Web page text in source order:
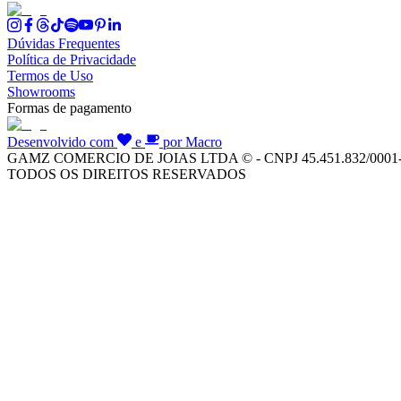
Dúvidas Frequentes
Política de Privacidade
Termos de Uso
Showrooms
Formas de pagamento
Desenvolvido com e
por Macro
GAMZ COMERCIO DE JOIAS LTDA © - CNPJ 45.451.832/
TODOS OS DIREITOS RESERVADOS